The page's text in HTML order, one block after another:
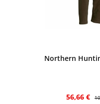
Northern
56,66 €